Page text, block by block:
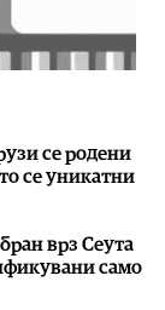
се родени
се уникатни
врз Сеута
само